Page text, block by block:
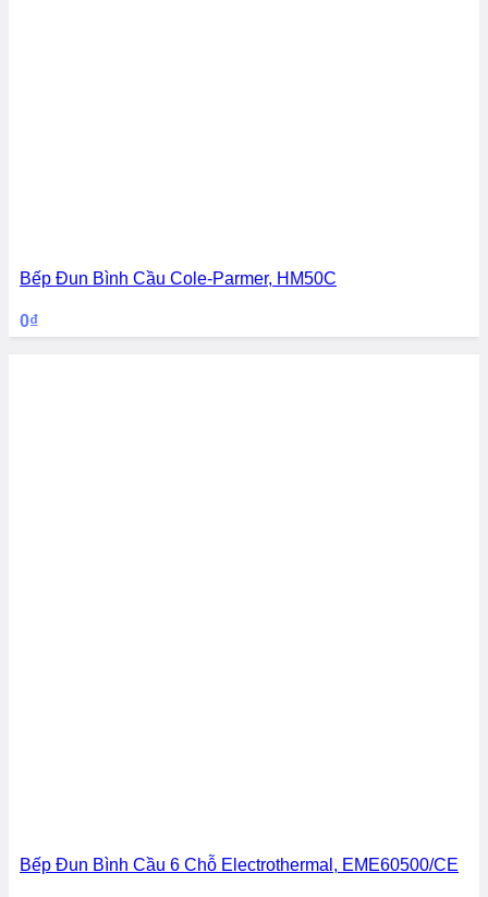
Bếp Đun Bình Cầu Cole-Parmer, HM50C
0₫
Bếp Đun Bình Cầu 6 Chỗ Electrothermal, EME60500/CE